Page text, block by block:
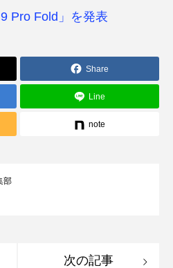
Pro Fold」を発表
Share
Line
note
部
次の記事